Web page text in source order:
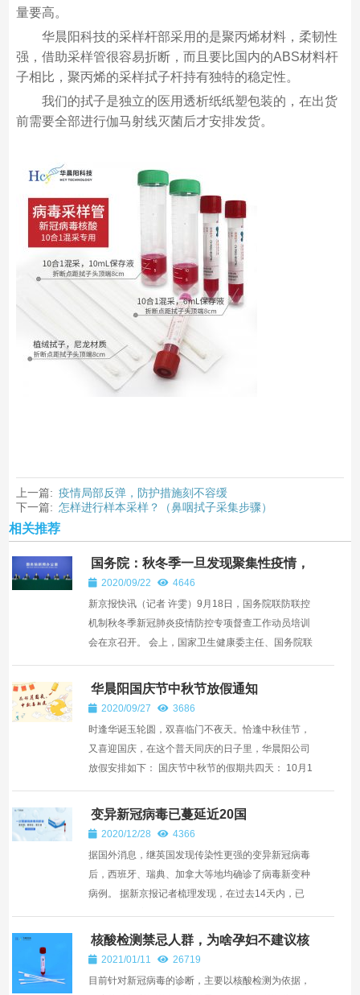
量要高。
华晨阳科技的采样杆部采用的是聚丙烯材料，柔韧性
强，借助采样管很容易折断，而且要比国内的ABS材料杆
子相比，聚丙烯的采样拭子杆持有独特的稳定性。
我们的拭子是独立的医用透析纸纸塑包装的，在出货
前需要全部进行伽马射线灭菌后才安排发货。
上一篇: 疫情局部反弹，防护措施刻不容缓
下一篇: 怎样进行样本采样？（鼻咽拭子采集步骤）
相关推荐
国务院：秋冬季一旦发现聚集性疫情，
5至7天所有人要核酸检测
2020/09/22
4646
新京报快讯（记者 许雯）9月18日，国务院联防联控
机制秋冬季新冠肺炎疫情防控专项督查工作动员培训
会在京召开。 会上，国家卫生健康委主任、国务院联
任务艰巨...
华晨阳国庆节中秋节放假通知
2020/09/27
3686
时逢华诞玉轮圆，双喜临门不夜天。恰逢中秋佳节，
又喜迎国庆，在这个普天同庆的日子里，华晨阳公司
放假安排如下： 国庆节中秋节的假期共四天： 10月1
常出勤...
变异新冠病毒已蔓延近20国
2020/12/28
4366
据国外消息，继英国发现传染性更强的变异新冠病毒
后，西班牙、瑞典、加拿大等地均确诊了病毒新变种
病例。 据新京报记者梳理发现，在过去14天内，已
府昨夜宣布...
核酸检测禁忌人群，为啥孕妇不建议核
酸检测？
2021/01/11
26719
目前针对新冠病毒的诊断，主要以核酸检测为依据，